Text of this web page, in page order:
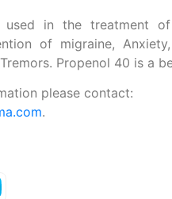
in the treatment of
of migraine,
Propenol 40 is a
please contact:
.